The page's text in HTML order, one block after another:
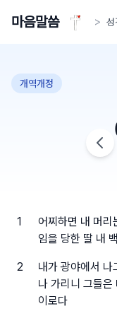
마음말씀 > 성
개역개정
1
어찌하면 내 머리
임을 당한 딸 내
2
내가 광야에서 나
나 가리니 그들은
이로다